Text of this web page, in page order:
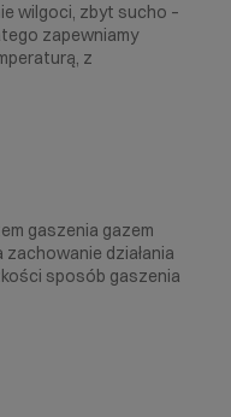
wilgoci, zbyt sucho –
zapewniamy
z
gaszenia gazem
działania
sposób gaszenia